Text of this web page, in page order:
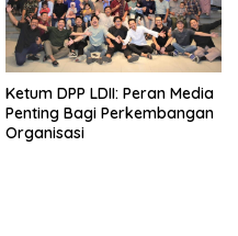
Ketum DPP LDII: Peran Media
Penting Bagi Perkembangan
Organisasi